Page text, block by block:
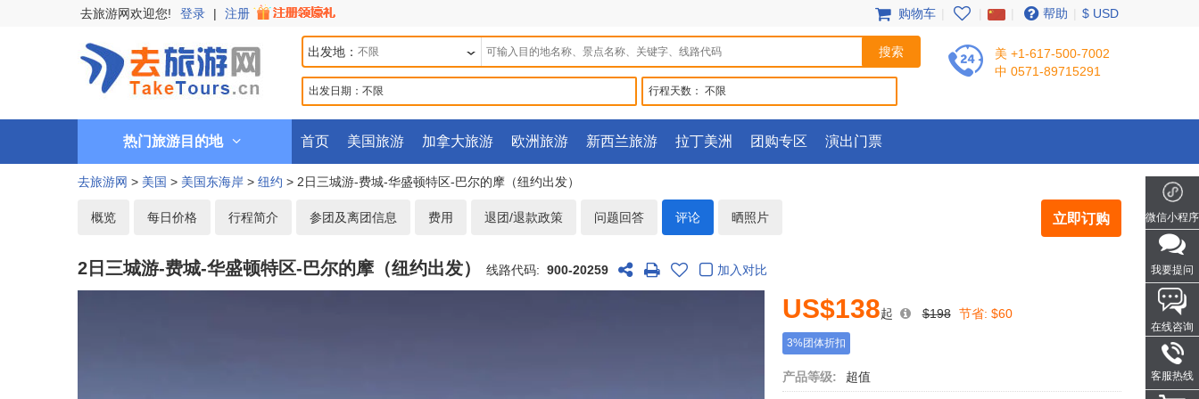
去旅游网欢迎您! 登录 | 注册 购物车 帮助 $ USD
出发地：
出发日期： 不限 行程天数： 不限
美 +1-617-500-7002
中 0571-89715291
热门旅游目的地 首页 美国旅游 加拿大旅游 欧洲旅游 新西兰旅游 拉丁美洲 团购专区 演出门票
去旅游网 > 美国 > 美国东海岸 > 纽约 > 2日三城游-费城-华盛顿特区-巴尔的摩（纽约出发）
概览 每日价格 行程简介 参团及离团信息 费用 退团/退款政策 问题回答 评论 晒照片 立即订购
2日三城游-费城-华盛顿特区-巴尔的摩（纽约出发） 线路代码: 900-20259 加入对比
US$138起 $198 节省: $60
3%团体折扣
产品等级: 超值
微信小程序
我要提问
在线咨询
客服热线